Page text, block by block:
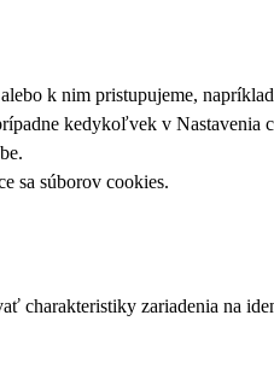
k nim pristupujeme,
kedykoľvek v Nastavenia
sa súborov cookies.
charakteristiky zariadenia na